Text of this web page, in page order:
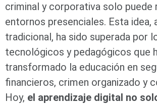
criminal y corporativa solo puede
entornos presenciales. Esta idea,
tradicional, ha sido superada por
tecnológicos y pedagógicos que
transformado la educación en
financieros, crimen organizado y
Hoy, el aprendizaje digital no